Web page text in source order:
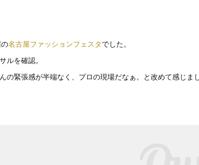
名古屋ファッションフェスタでした。
ルを確認。
の緊張感が半端なく、プロの現場だなぁ。と改めて感じま